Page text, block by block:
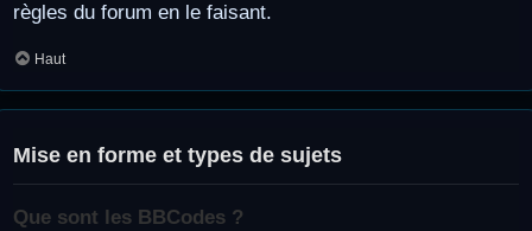
règles du forum en le faisant.
Haut
Mise en forme et types de sujets
Que sont les BBCodes ?